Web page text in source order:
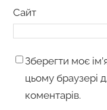
Сайт
Зберегти моє
цьому браузері
коментарів.